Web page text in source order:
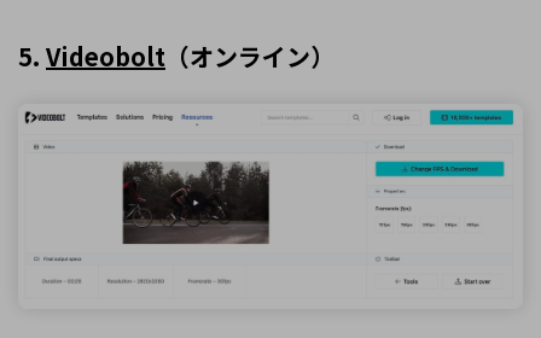
5. Videobolt （オンライン）